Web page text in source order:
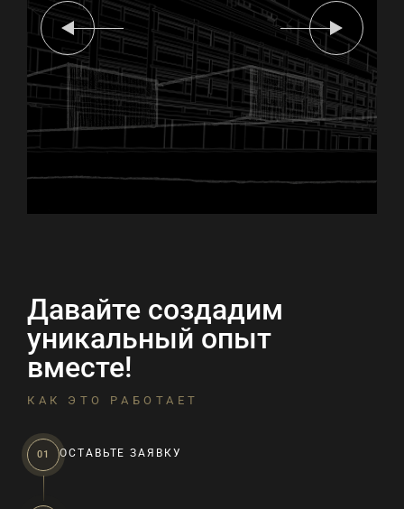
Давайте создадим
уникальный опыт
вместе!
КАК ЭТО РАБОТАЕТ
01 ОСТАВЬТЕ ЗАЯВКУ